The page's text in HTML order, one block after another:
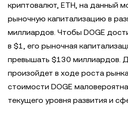
криптовалют, ETH, на данный
рыночную капитализацию в
миллиардов. Чтобы DOGE
в $1, его рыночная
превышать $130 миллиардов.
произойдет в ходе роста
стоимости DOGE
текущего уровня развития и